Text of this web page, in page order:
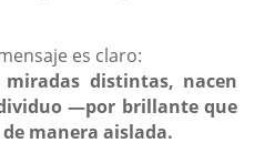
es claro:
distintas, nacen
—por brillante que
manera aislada.